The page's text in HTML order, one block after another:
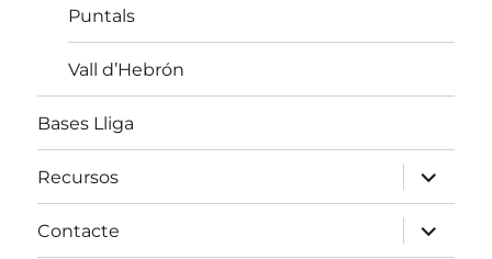
Puntals
Vall d’Hebrón
Bases Lliga
Recursos
amplia
el
menú
fill
Contacte
amplia
el